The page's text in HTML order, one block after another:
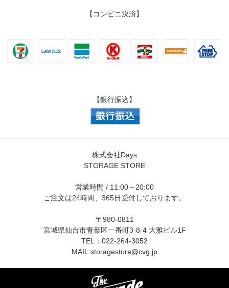
【コンビニ決済】
【銀行振込】
株式会社Days
STORAGE STORE
営業時間 / 11:00～20:00
ご注文は24時間、365日受付しております。
〒980-0811
宮城県仙台市青葉区一番町3-8-4 大雅ビル1F
TEL：022-264-3052
MAIL:storagestore@cvg.jp